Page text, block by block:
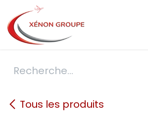
Se rendre au contenu
Tous les produits